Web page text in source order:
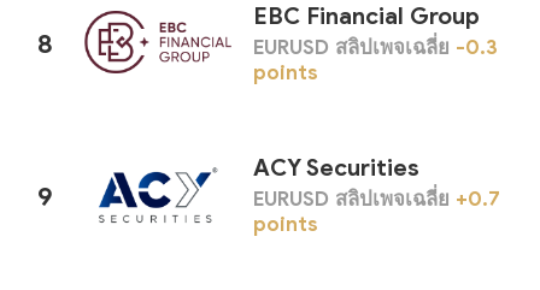
8
EBC Financial Group
EURUSD สลิปเพจเฉลี่ย -0.3
points
9
ACY Securities
EURUSD สลิปเพจเฉลี่ย +0.7
points